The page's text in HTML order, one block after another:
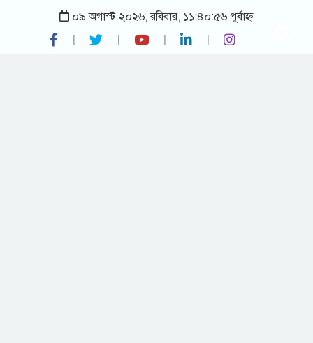
০৯ অগাস্ট ২০২৬, রবিবার, ১১:৪০:৫৬ পূর্বাহ্ন